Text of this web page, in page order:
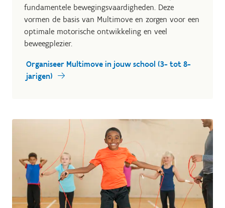
fundamentele bewegingsvaardigheden. Deze
vormen de basis van Multimove en zorgen voor een
optimale motorische ontwikkeling en veel
beweegplezier.
Organiseer Multimove in jouw school (3- tot 8-
jarigen)